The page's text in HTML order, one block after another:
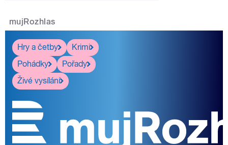
mujRozhlas
Hry a četby
Krimi
Pohádky
Pořady
Živé vysílání